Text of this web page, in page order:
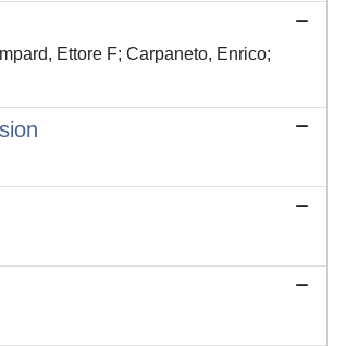
Ettore F; Carpaneto, Enrico;